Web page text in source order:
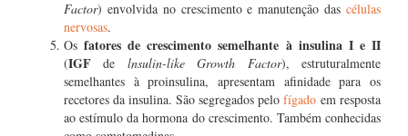
Factor) envolvida no crescimento e manutenção das células
nervosas.
Osfatores de crescimento semelhante à insulina I e II
(IGF de lnsulin-like Growth Factor), estruturalmente
semelhantes à proinsulina, apresentam afinidade para os
recetores da insulina. São segregados pelo fígado em resposta
ao estímulo da hormona do crescimento. Também conhecidas